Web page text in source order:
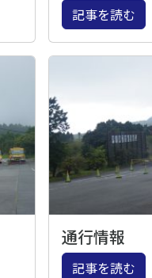
記事を読む
通行情報
記事を読む